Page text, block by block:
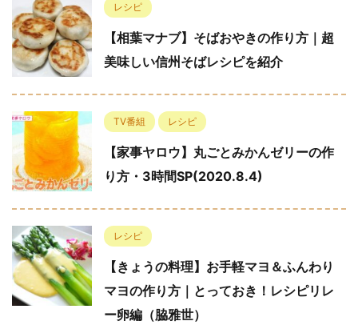
レシピ
【相葉マナブ】そばおやきの作り方｜超
美味しい信州そばレシピを紹介
TV番組 レシピ
【家事ヤロウ】丸ごとみかんゼリーの作
り方・3時間SP(2020.8.4)
レシピ
【きょうの料理】お手軽マヨ＆ふんわり
マヨの作り方｜とっておき！レシピリレ
ー卵編（脇雅世）